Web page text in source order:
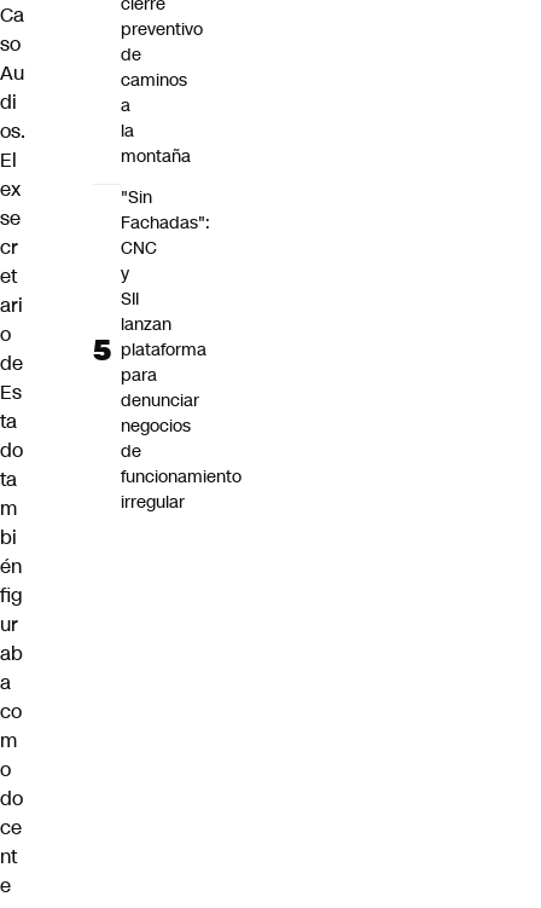
Ca
so
Au
di
os.
El
ex
se
cr
et
ari
o
de
Es
ta
do
ta
m
bi
én
fig
ur
ab
a
co
m
o
do
ce
nt
e
preventivo
de
caminos
a
la
montaña
"Sin
Fachadas":
CNC
y
SII
lanzan
plataforma
para
denunciar
negocios
de
funcionamiento
irregular